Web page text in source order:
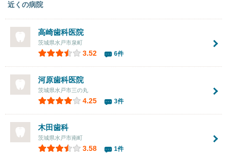
近くの病院
高崎歯科医院
茨城県水戸市泉町
3.52 6件
河原歯科医院
茨城県水戸市三の丸
4.25 3件
木田歯科
茨城県水戸市南町
3.58 1件